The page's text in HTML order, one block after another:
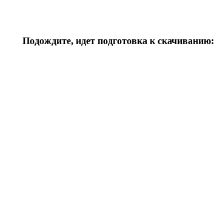
Подождите, идет подготовка к скачиванию: